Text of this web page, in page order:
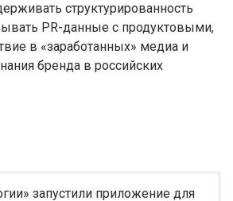
структурированность
PR-данные с продуктовыми,
в «заработанных» медиа и
бренда в российских
запустили приложение для